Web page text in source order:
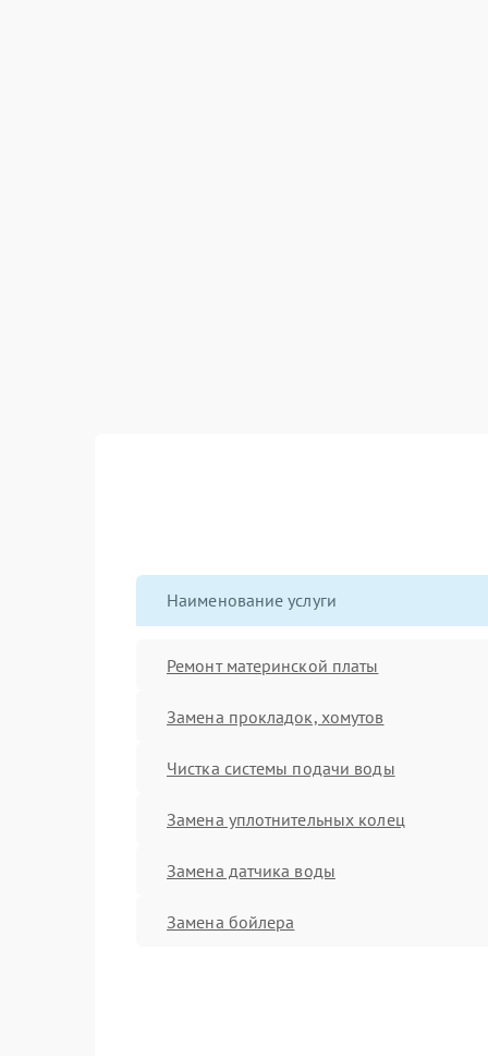
Наименование услуги
Ремонт материнской платы
Замена прокладок, хомутов
Чистка системы подачи воды
Замена уплотнительных колец
Замена датчика воды
Замена бойлера